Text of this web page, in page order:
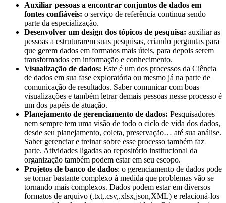
Auxiliar pessoas a encontrar conjuntos de dados em
fontes confiáveis: o serviço de referência continua sendo
parte da especialização.
Desenvolver um design dos tópicos de pesquisa: auxiliar as
pessoas a estruturarem suas pesquisas, criando perguntas para
que gerem dados em formatos mais úteis, para depois serem
transformados em informação e conhecimento.
Visualização de dados: Este é um dos processos da Ciência
de dados em sua fase exploratória ou mesmo já na parte de
comunicação de resultados. Saber comunicar com boas
visualizações e também letrar demais pessoas nesse processo é
um dos papéis de atuação.
Planejamento de gerenciamento de dados: Pesquisadores
nem sempre tem uma visão de todo o ciclo de vida dos dados,
desde seu planejamento, coleta, preservação… até sua análise.
Saber gerenciar e treinar sobre esse processo também faz
parte. Atividades ligadas ao repositório institucional da
organização também podem estar em seu escopo.
Projetos de banco de dados: o gerenciamento de dados pode
se tornar bastante complexo à medida que problemas vão se
tornando mais complexos. Dados podem estar em diversos
formatos de arquivo (.txt,.csv,.xlsx,json,XML) e relacioná-los